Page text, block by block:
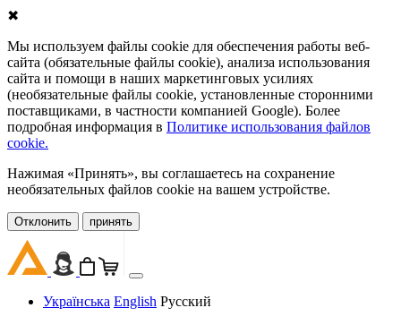
✖
Мы используем файлы cookie для обеспечения работы веб-
сайта (обязательные файлы cookie), анализа использования
сайта и помощи в наших маркетинговых усилиях
(необязательные файлы cookie, установленные сторонними
поставщиками, в частности компанией Google). Более
подробная информация в Политике использования файлов
cookie.
Нажимая «Принять», вы соглашаетесь на сохранение
необязательных файлов cookie на вашем устройстве.
Oтклонить принять
Українська English Русский